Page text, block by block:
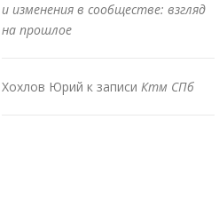
и изменения в сообществе: взгляд
на прошлое
Хохлов Юрий к записи Ктм СПб